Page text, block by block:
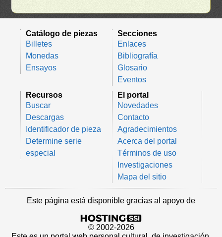
Catálogo de piezas
Billetes
Monedas
Ensayos
Secciones
Enlaces
Bibliografía
Glosario
Eventos
Recursos
Buscar
Descargas
Identificador de pieza
Determine serie
especial
El portal
Novedades
Contacto
Agradecimientos
Acerca del portal
Términos de uso
Investigaciones
Mapa del sitio
Este página está disponible gracias al apoyo de
© 2002-2026